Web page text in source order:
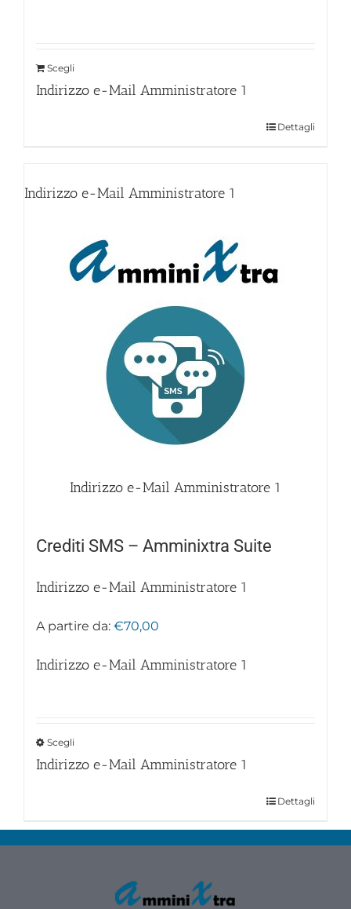
Scegli
Indirizzo e-Mail Amministratore 1
Dettagli
Indirizzo e-Mail Amministratore 1
Indirizzo e-Mail Amministratore 1
Crediti SMS – Amminixtra Suite
Indirizzo e-Mail Amministratore 1
A partire da: €70,00
Indirizzo e-Mail Amministratore 1
Scegli
Indirizzo e-Mail Amministratore 1
Dettagli